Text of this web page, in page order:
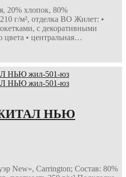
20% хлопок, 80%
г/м², отделка ВО Жилет: •
с декоративными
цвета • центральная…
НЬЮ
New», Carrington; Состав: 80%